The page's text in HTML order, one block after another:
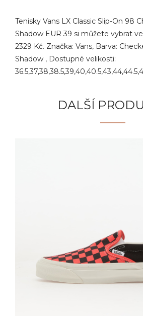
Tenisky Vans LX Classic Slip-On 98
Shadow EUR 39 si můžete vybrat
2329 Kč. Značka: Vans, Barva:
Shadow , Dostupné velikosti:
DALŠÍ